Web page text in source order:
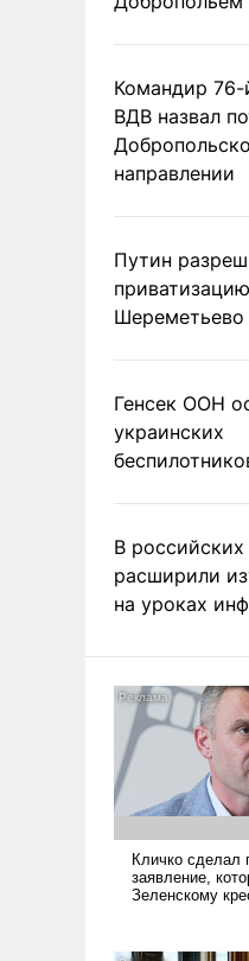
Командир 76-
ВДВ назвал
направлении
Путин
Шереметьево
Генсек ООН
украинских
В
расширили
на уроках